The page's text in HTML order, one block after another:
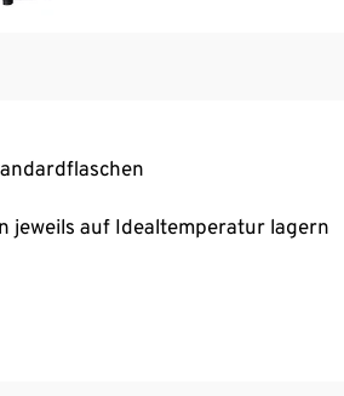
jeweils auf Idealtemperatur lagern
7 Flaschenhalterungen aus Holz